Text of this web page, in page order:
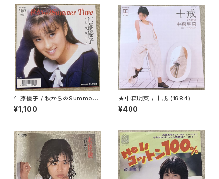
仁藤優子 / 秋からのSummer
Time
¥1,100
★中森明菜 / 十戒 (1984)
¥400